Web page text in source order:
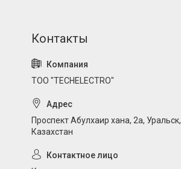
ТОО "TECHELECTRO"
Проспект Абулхаир хана, 2а, Уральск,
Казахстан